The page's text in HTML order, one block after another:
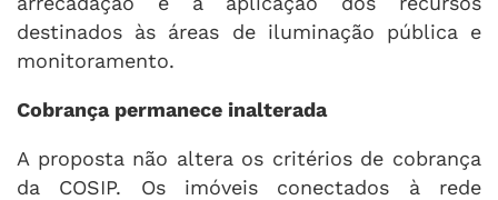
destinados às áreas de iluminação pública e
monitoramento.
Cobrança permanece inalterada
A proposta não altera os critérios de cobrança
da COSIP. Os imóveis conectados à rede